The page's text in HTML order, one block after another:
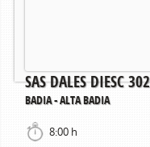
SAS DALES DIESC
BADIA - ALTA BADIA
8:00 h